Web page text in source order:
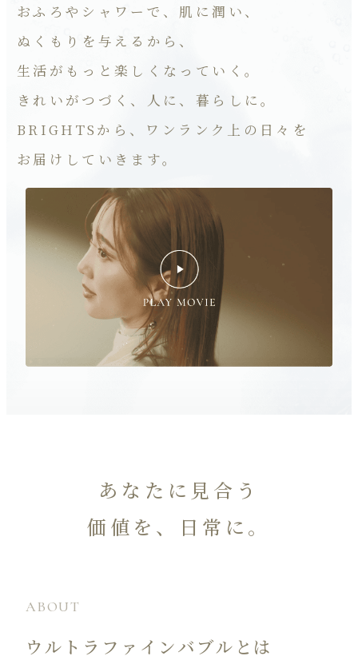
おふろやシャワーで、肌に潤い、
ぬくもりを与えるから、
生活がもっと楽しくなっていく。
きれいがつづく、人に、暮らしに。
BRIGHTSから、ワンランク上の日々を
お届けしていきます。
あなたに見合う
価値を、日常に。
ABOUT
ウルトラファインバブルとは